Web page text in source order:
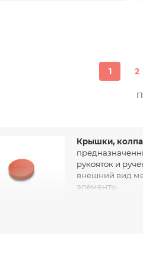
1 2
Крышки,
рукояток и
внешний вид
элементы.
ручек управления и других